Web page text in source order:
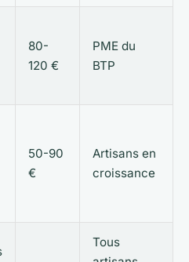
80-
120 €
PME du
BTP
50-90
€
Artisans en
croissance
Tous